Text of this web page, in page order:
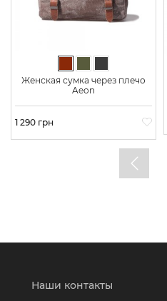
Женская сумка через плечо
Aeon
Цена
1 290 грн
Наши контакты